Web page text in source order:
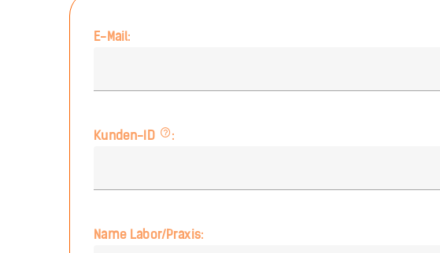
E-Mail:
Kunden-ID :
Name Labor/Praxis: